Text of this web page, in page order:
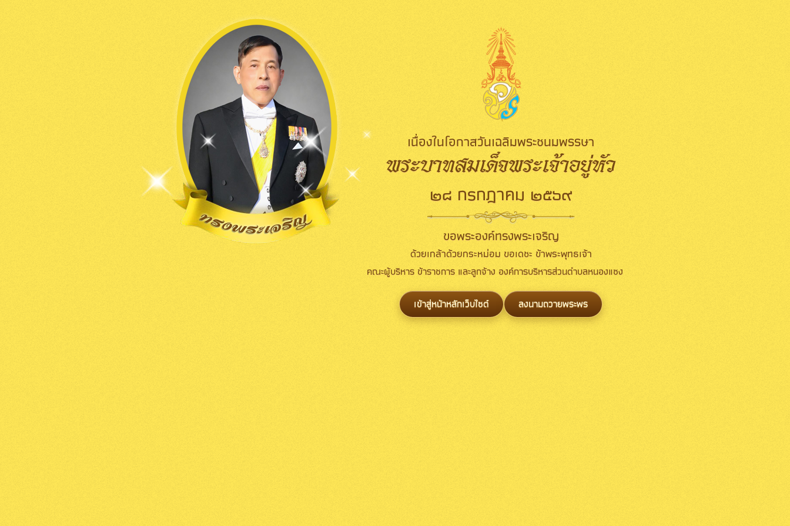
คณะผู้บริหาร ข้าราชการ และลูกจ้าง องค์การบริหารส่วนตำบลหนองแซง
เนื่องในโอกาสวันเฉลิมพระชนมพรรษา
พระบาทสมเด็จพระเจ้าอยู่หัว
๒๘ กรกฎาคม ๒๕๖๙
ขอพระองค์ทรงพระเจริญ
ด้วยเกล้าด้วยกระหม่อม ขอเดชะ ข้าพระพุทธเจ้า
เข้าสู่หน้าหลักเว็บไซต์ ลงนามถวายพระพร